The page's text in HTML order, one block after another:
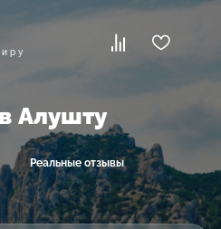
Алушту
Реальные отзывы